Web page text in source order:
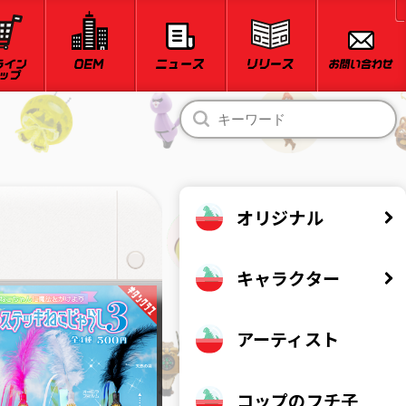
オリジナル
キタンクラブオリジナル
企業コラボ
キャラクター
ちいかわ
mofusand
星のカービィ
アーティスト
コップのフチ子